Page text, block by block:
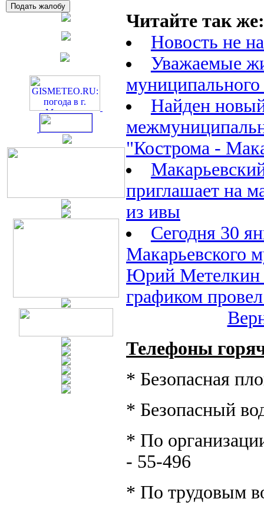
Подать жалобу
Читайте так же:
Новость не
Уважаемые
Найден
"Кострома -
приглашает на
из ивы
Сегодня 30
Макарьевского
Юрий Метелкин
графиком
Телефоны
* Безопасная
* Безопасный
* По
- 55-496
* По трудовым